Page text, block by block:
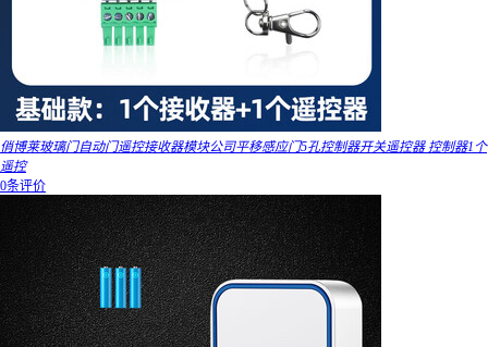
俏博莱玻璃门自动门遥控接收器模块公司平移感应门5孔控制器开关遥控器 控制器1个
遥控
0条评价